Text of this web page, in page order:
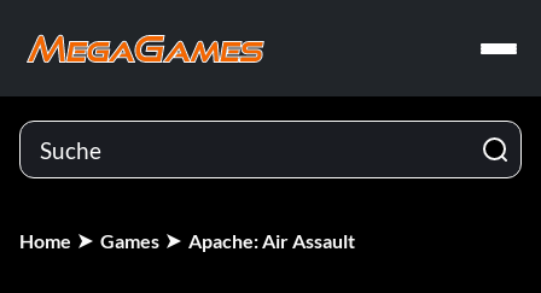
Home Games Apache: Air Assault